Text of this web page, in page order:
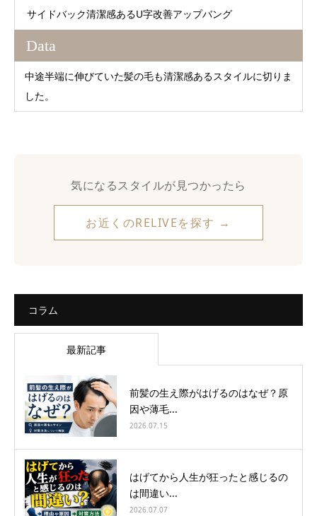
サイドバック清潔感あるU字改善アップバング
Data
中途半端に伸びていた髪の毛も清潔感あるスタイルに切りま
した。
気になるスタイルが見つかったら
お近くのRELIVEを探す →
コラム
最新記事
前髪の生え際がはげるのはなぜ？原
因や薄毛...
2026.07.15
はげてから人生が狂ったと感じるの
は間違い...
2026.07.07